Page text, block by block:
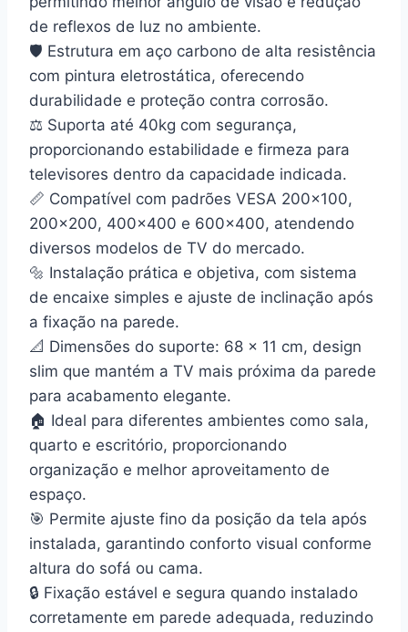
de reflexos de luz no ambiente.
🛡️ Estrutura em aço carbono de alta resistência
com pintura eletrostática, oferecendo
durabilidade e proteção contra corrosão.
⚖️ Suporta até 40kg com segurança,
proporcionando estabilidade e firmeza para
televisores dentro da capacidade indicada.
📏 Compatível com padrões VESA 200×100,
200×200, 400×400 e 600×400, atendendo
diversos modelos de TV do mercado.
🔩 Instalação prática e objetiva, com sistema
de encaixe simples e ajuste de inclinação após
a fixação na parede.
📐 Dimensões do suporte: 68 x 11 cm, design
slim que mantém a TV mais próxima da parede
para acabamento elegante.
🏠 Ideal para diferentes ambientes como sala,
quarto e escritório, proporcionando
organização e melhor aproveitamento de
espaço.
🎯 Permite ajuste fino da posição da tela após
instalada, garantindo conforto visual conforme
altura do sofá ou cama.
🔒 Fixação estável e segura quando instalado
corretamente em parede adequada, reduzindo